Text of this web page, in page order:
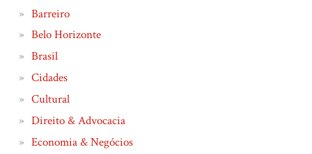
Barreiro
Belo Horizonte
Brasil
Cidades
Cultural
Direito & Advocacia
Economia & Negócios